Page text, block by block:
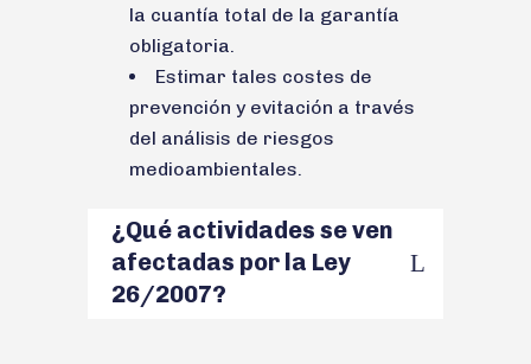
la cuantía total de la garantía
obligatoria.
Estimar tales costes de
prevención y evitación a través
del análisis de riesgos
medioambientales.
¿Qué actividades se ven
afectadas por la Ley
26/2007?